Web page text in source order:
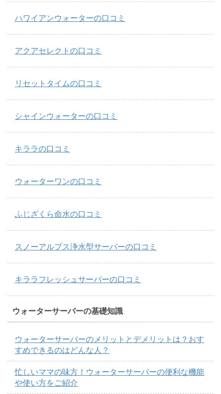
ハワイアンウォーターの口コミ
アクアセレクトの口コミ
リセットタイムの口コミ
シャインウォーターの口コミ
キララの口コミ
ウォーターワンの口コミ
ふじざくら命水の口コミ
スノーアルプス浄水型サーバーの口コミ
キララフレッシュサーバーの口コミ
ウォーターサーバーの基礎知識
ウォーターサーバーのメリットとデメリットは？おす
すめできるのはどんな人？
忙しいママの味方！ウォーターサーバーの便利な機能
や使い方をご紹介